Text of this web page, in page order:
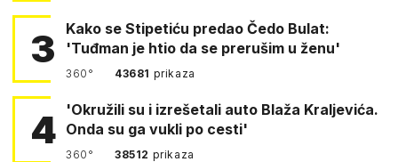
3
Kako se Stipetiću predao Čedo Bulat:
'Tuđman je htio da se prerušim u ženu'
360° 43681 prikaza
4
'Okružili su i izrešetali auto Blaža Kraljevića.
Onda su ga vukli po cesti'
360° 38512 prikaza